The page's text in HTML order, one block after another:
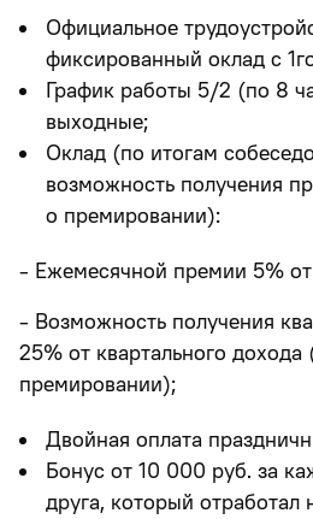
Официальное
фиксированный оклад с
График работы 5/2 (по 8
выходные;
Оклад (по итогам
возможность получения
о премировании):
- Ежемесячной премии 5% от
- Возможность получения
25% от квартального
премировании);
Двойная оплата
Бонус от 10 000 руб. за
друга, который отработал